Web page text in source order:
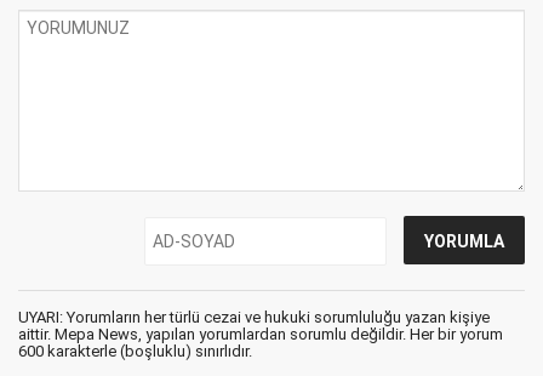
UYARI: Yorumların her türlü cezai ve hukuki sorumluluğu yazan kişiye
aittir. Mepa News, yapılan yorumlardan sorumlu değildir. Her bir yorum
600 karakterle (boşluklu) sınırlıdır.